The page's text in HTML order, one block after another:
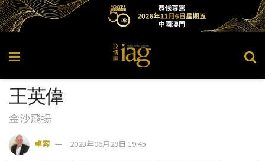
王英偉
金沙飛揚
卓弈 2023年06月29日 19:45